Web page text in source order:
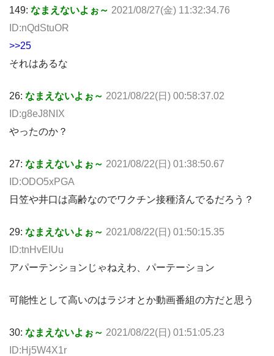
149: なまえないよぉ～ 2021/08/27(金) 11:32:34.76
ID:nQdStuOR
>>25
それはあるな
26: なまえないよぉ～ 2021/08/22(日) 00:58:37.02
ID:g8eJ8NIX
やったのか？
27: なまえないよぉ～ 2021/08/22(日) 01:38:50.67
ID:ODO5xPGA
日笠や井口は高齢なのでワクチン接種済んでるだろう？
29: なまえないよぉ～ 2021/08/22(日) 01:50:15.35
ID:tnHvEIUu
アパーテンションじゃねえわ、パーテーション
可能性として高いのはラジオとか動画番組の方だと思う
30: なまえないよぉ～ 2021/08/22(日) 01:51:05.23
ID:Hj5W4X1r